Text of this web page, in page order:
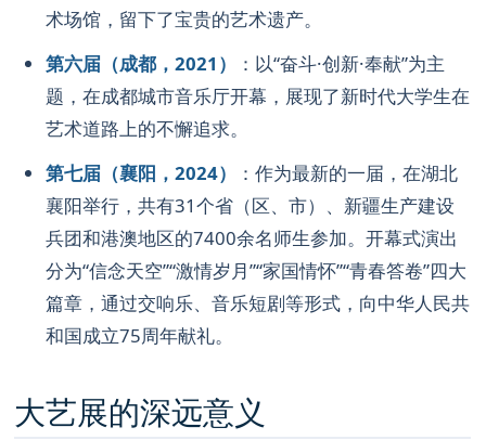
术场馆，留下了宝贵的艺术遗产。
第六届（成都，2021）
：以“奋斗·创新·奉献”为主
题，在成都城市音乐厅开幕，展现了新时代大学生在
艺术道路上的不懈追求。
第七届（襄阳，2024）
：作为最新的一届，在湖北
襄阳举行，共有31个省（区、市）、新疆生产建设
兵团和港澳地区的7400余名师生参加。开幕式演出
分为“信念天空”“激情岁月”“家国情怀”“青春答卷”四大
篇章，通过交响乐、音乐短剧等形式，向中华人民共
和国成立75周年献礼。
大艺展的深远意义